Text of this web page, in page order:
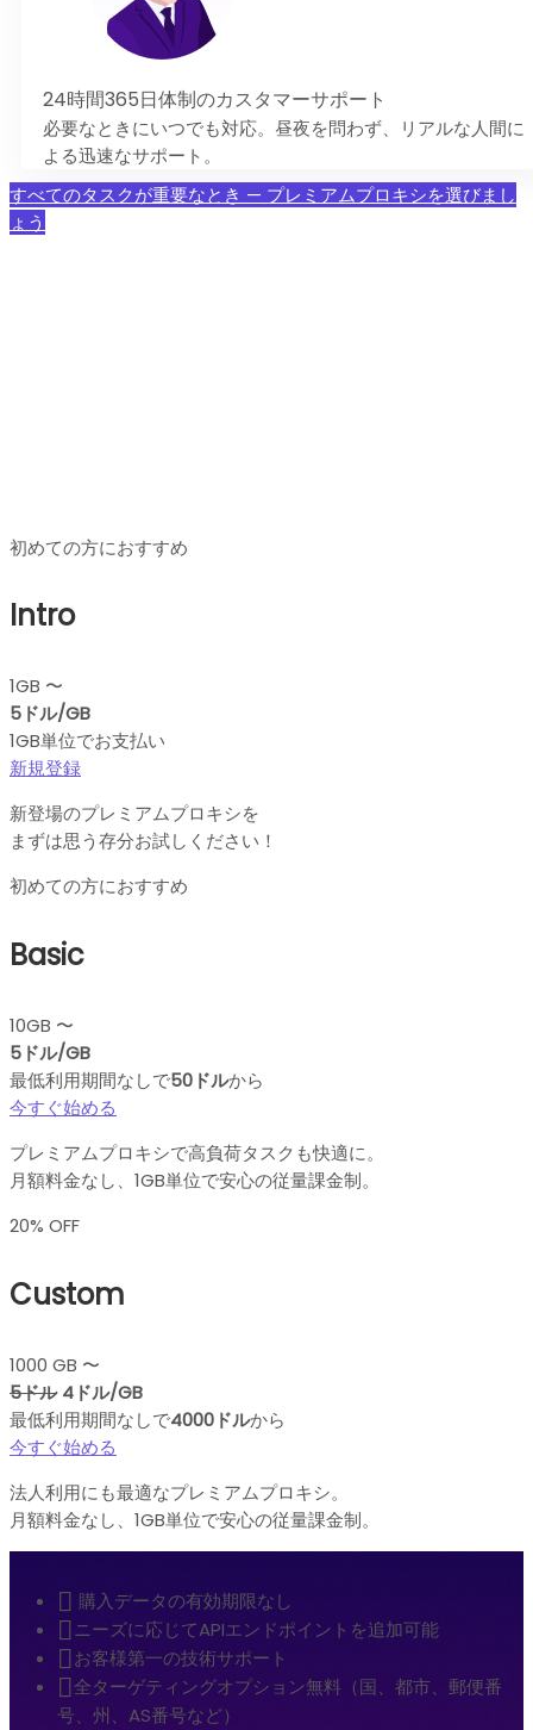
24時間365日体制のカスタマーサポート
必要なときにいつでも対応。昼夜を問わず、リアルな人間に
よる迅速なサポート。
すべてのタスクが重要なとき — プレミアムプロキシを選びまし
ょう
初めての方におすすめ
Intro
1GB 〜
5ドル/GB
1GB単位でお支払い
新規登録
新登場のプレミアムプロキシを
まずは思う存分お試しください！
初めての方におすすめ
Basic
10GB 〜
5ドル/GB
最低利用期間なしで50ドルから
今すぐ始める
プレミアムプロキシで高負荷タスクも快適に。
月額料金なし、1GB単位で安心の従量課金制。
20% OFF
Custom
1000 GB 〜
5ドル4ドル/GB
最低利用期間なしで4000ドルから
今すぐ始める
法人利用にも最適なプレミアムプロキシ。
月額料金なし、1GB単位で安心の従量課金制。
購入データの有効期限なし
ニーズに応じてAPIエンドポイントを追加可能
お客様第一の技術サポート
全ターゲティングオプション無料（国、都市、郵便番
号、州、AS番号など）